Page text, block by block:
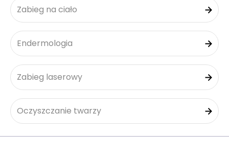
Zabieg na ciało
Endermologia
Zabieg laserowy
Oczyszczanie twarzy